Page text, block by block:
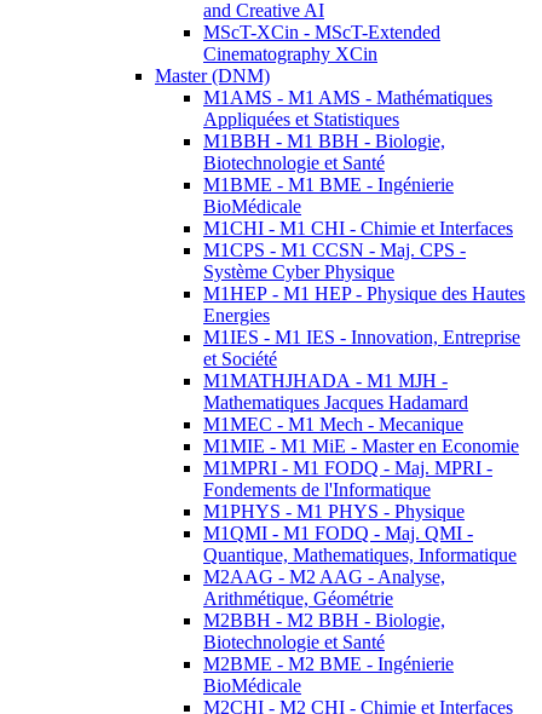
and Creative AI
MScT-XCin - MScT-Extended
Cinematography XCin
Master (DNM)
M1AMS - M1 AMS - Mathématiques
Appliquées et Statistiques
M1BBH - M1 BBH - Biologie,
Biotechnologie et Santé
M1BME - M1 BME - Ingénierie
BioMédicale
M1CHI - M1 CHI - Chimie et Interfaces
M1CPS - M1 CCSN - Maj. CPS -
Système Cyber Physique
M1HEP - M1 HEP - Physique des Hautes
Energies
M1IES - M1 IES - Innovation, Entreprise
et Société
M1MATHJHADA - M1 MJH -
Mathematiques Jacques Hadamard
M1MEC - M1 Mech - Mecanique
M1MIE - M1 MiE - Master en Economie
M1MPRI - M1 FODQ - Maj. MPRI -
Fondements de l'Informatique
M1PHYS - M1 PHYS - Physique
M1QMI - M1 FODQ - Maj. QMI -
Quantique, Mathematiques, Informatique
M2AAG - M2 AAG - Analyse,
Arithmétique, Géométrie
M2BBH - M2 BBH - Biologie,
Biotechnologie et Santé
M2BME - M2 BME - Ingénierie
BioMédicale
M2CHI - M2 CHI - Chimie et Interfaces